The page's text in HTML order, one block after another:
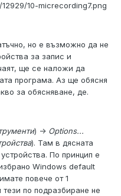
10-micrecording7.png
но е възможно да не
за запис и
ще се наложи да
програма. Аз ще обясня
за обясняване, де.
) -> Options...
). Там в дясната
По принцип е
Windows default
повече от 1
по подразбиране не